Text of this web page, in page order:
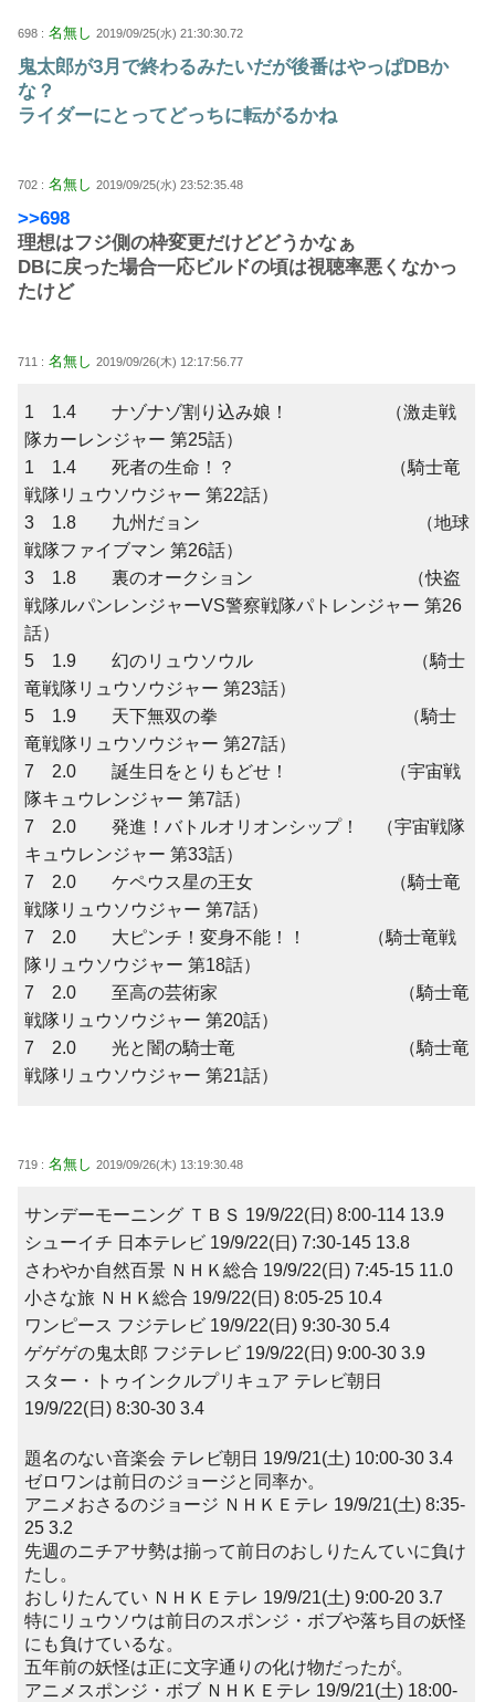
698 : 名無し 2019/09/25(水) 21:30:30.72
鬼太郎が3月で終わるみたいだが後番はやっぱDBか
な？
ライダーにとってどっちに転がるかね
702 : 名無し 2019/09/25(水) 23:52:35.48
>>698
理想はフジ側の枠変更だけどどうかなぁ
DBに戻った場合一応ビルドの頃は視聴率悪くなかっ
たけど
711 : 名無し 2019/09/26(木) 12:17:56.77
1 1.4 ナゾナゾ割り込み娘！ （激走戦
隊カーレンジャー 第25話）
1 1.4 死者の生命！？ （騎士竜
戦隊リュウソウジャー 第22話）
3 1.8 九州だョン （地球
戦隊ファイブマン 第26話）
3 1.8 裏のオークション （快盗
戦隊ルパンレンジャーVS警察戦隊パトレンジャー 第26
話）
5 1.9 幻のリュウソウル （騎士
竜戦隊リュウソウジャー 第23話）
5 1.9 天下無双の拳 （騎士
竜戦隊リュウソウジャー 第27話）
7 2.0 誕生日をとりもどせ！ （宇宙戦
隊キュウレンジャー 第7話）
7 2.0 発進！バトルオリオンシップ！ （宇宙戦隊
キュウレンジャー 第33話）
7 2.0 ケペウス星の王女 （騎士竜
戦隊リュウソウジャー 第7話）
7 2.0 大ピンチ！変身不能！！ （騎士竜戦
隊リュウソウジャー 第18話）
7 2.0 至高の芸術家 （騎士竜
戦隊リュウソウジャー 第20話）
7 2.0 光と闇の騎士竜 （騎士竜
戦隊リュウソウジャー 第21話）
719 : 名無し 2019/09/26(木) 13:19:30.48
サンデーモーニング ＴＢＳ 19/9/22(日) 8:00-114 13.9
シューイチ 日本テレビ 19/9/22(日) 7:30-145 13.8
さわやか自然百景 ＮＨＫ総合 19/9/22(日) 7:45-15 11.0
小さな旅 ＮＨＫ総合 19/9/22(日) 8:05-25 10.4
ワンピース フジテレビ 19/9/22(日) 9:30-30 5.4
ゲゲゲの鬼太郎 フジテレビ 19/9/22(日) 9:00-30 3.9
スター・トゥインクルプリキュア テレビ朝日
19/9/22(日) 8:30-30 3.4
題名のない音楽会 テレビ朝日 19/9/21(土) 10:00-30 3.4
ゼロワンは前日のジョージと同率か。
アニメおさるのジョージ ＮＨＫＥテレ 19/9/21(土) 8:35-
25 3.2
先週のニチアサ勢は揃って前日のおしりたんていに負け
たし。
おしりたんてい ＮＨＫＥテレ 19/9/21(土) 9:00-20 3.7
特にリュウソウは前日のスポンジ・ボブや落ち目の妖怪
にも負けているな。
五年前の妖怪は正に文字通りの化け物だったが。
アニメスポンジ・ボブ ＮＨＫＥテレ 19/9/21(土) 18:00-